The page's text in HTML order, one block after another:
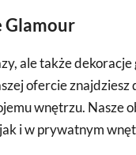
Glamour
ale także
ofercie
wnętrzu.
i w prywatnym